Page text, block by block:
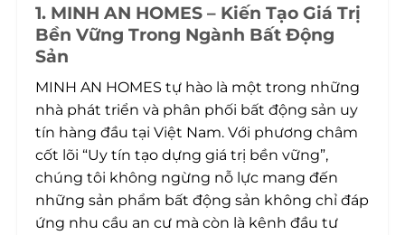
1. MINH AN HOMES – Kiến Tạo Giá Trị
Bền Vững Trong Ngành Bất Động
Sản
MINH AN HOMES tự hào là một trong những
nhà phát triển và phân phối bất động sản uy
tín hàng đầu tại Việt Nam. Với phương châm
cốt lõi “Uy tín tạo dựng giá trị bền vững”,
chúng tôi không ngừng nỗ lực mang đến
những sản phẩm bất động sản không chỉ đáp
ứng nhu cầu an cư mà còn là kênh đầu tư